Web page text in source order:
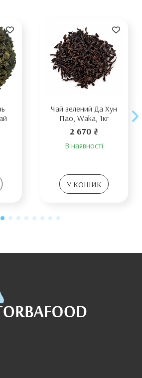
Чай зелений Да Хун
Пао, Waka, 1кг
2 670 ₴
В наявності
У КОШИК